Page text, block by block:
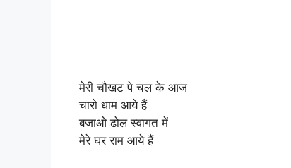
मेरी चौखट पे चल के आज
चारो धाम आये हैं
बजाओ ढोल स्वागत में
मेरे घर राम आये हैं